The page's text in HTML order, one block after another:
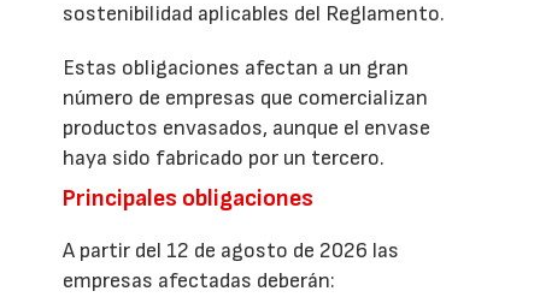
sostenibilidad aplicables del Reglamento.
Estas obligaciones afectan a un gran
número de empresas que comercializan
productos envasados, aunque el envase
haya sido fabricado por un tercero.
Principales obligaciones
A partir del 12 de agosto de 2026 las
empresas afectadas deberán: